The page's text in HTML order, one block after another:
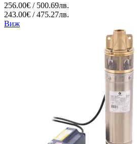
256.00€ / 500.69лв.
243.00€ / 475.27лв.
Виж